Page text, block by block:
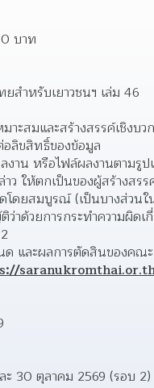
บาท
สำหรับเยาวชนฯ เล่ม 46
ะสมและสร้างสรรค์เชิงบวก
อลิขสิทธิ์ของข้อมูล
าน หรือไฟล์ผลงานตามรู
ว ให้ตกเป็นของผู้สร้างสรร
โดยสมบูรณ์ (เป็นบางส่วนใ
ด้วยการกระทำความผิด
และผลการตัดสินของคณ
ะ 30 ตุลาคม 2569 (รอบ 2)